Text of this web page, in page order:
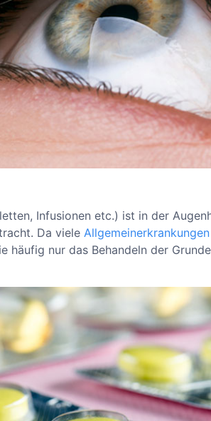
Infusionen etc.) ist in der
Da viele Allgemeinerkrankungen
häufig nur das Behandeln der